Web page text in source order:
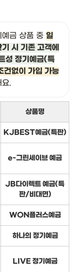
금 상품 중 일
시 기존 고객에
성 정기예금(특
건없이 가입 가능
요.
상품명
KJBEST예금(특판)
e-그린세이브 예금
JB다이렉트 예금(특
판/비대면)
WON플러스예금
하나의 정기예금
LIVE 정기예금